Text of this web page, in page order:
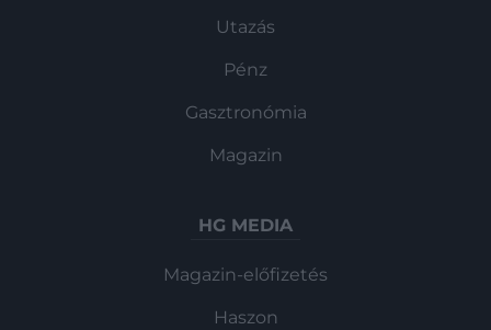
Utazás
Pénz
Gasztronómia
Magazin
HG MEDIA
Magazin-előfizetés
Haszon